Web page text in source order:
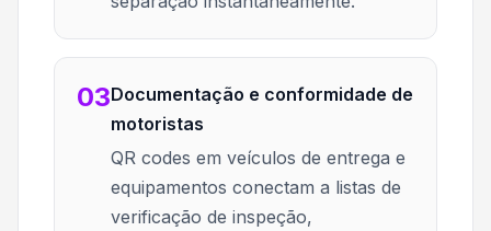
03Documentação e conformidade de
motoristas
QR codes em veículos de entrega e
equipamentos conectam a listas de
verificação de inspeção,